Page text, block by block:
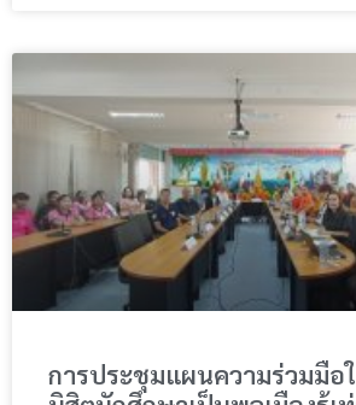
การประชุมแผนความร่วมมือ